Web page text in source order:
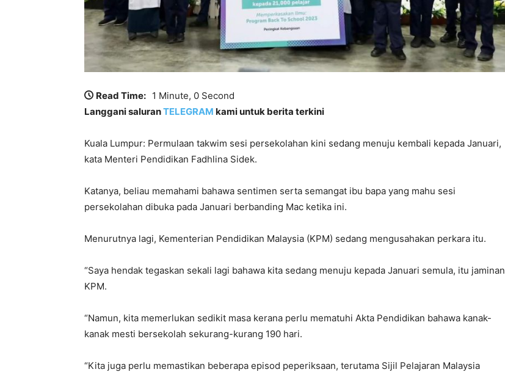
Read Time: 1 Minute, 0 Second
Langgani saluranTELEGRAM kami untuk berita terkini
Kuala Lumpur: Permulaan takwim sesi persekolahan kini sedang menuju kembali kepada Januari,
kata Menteri Pendidikan Fadhlina Sidek.
Katanya, beliau memahami bahawa sentimen serta semangat ibu bapa yang mahu sesi
persekolahan dibuka pada Januari berbanding Mac ketika ini.
Menurutnya lagi, Kementerian Pendidikan Malaysia (KPM) sedang mengusahakan perkara itu.
“Saya hendak tegaskan sekali lagi bahawa kita sedang menuju kepada Januari semula, itu jaminan
KPM.
“Namun, kita memerlukan sedikit masa kerana perlu mematuhi Akta Pendidikan bahawa kanak-
kanak mesti bersekolah sekurang-kurang 190 hari.
“Kita juga perlu memastikan beberapa episod peperiksaan, terutama Sijil Pelajaran Malaysia